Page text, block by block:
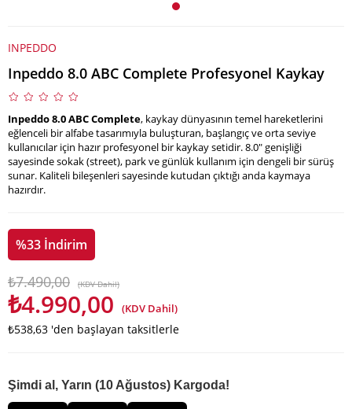
INPEDDO
Inpeddo 8.0 ABC Complete Profesyonel Kaykay
Inpeddo 8.0 ABC Complete, kaykay dünyasının temel hareketlerini
eğlenceli bir alfabe tasarımıyla buluşturan, başlangıç ve orta seviye
kullanıcılar için hazır profesyonel bir kaykay setidir. 8.0" genişliği
sayesinde sokak (street), park ve günlük kullanım için dengeli bir sürüş
sunar. Kaliteli bileşenleri sayesinde kutudan çıktığı anda kaymaya
hazırdır.
%33 İndirim
₺7.490,00 (KDV Dahil)
₺4.990,00 (KDV Dahil)
₺538,63 'den başlayan taksitlerle
Şimdi al, Yarın (10 Ağustos) Kargoda!